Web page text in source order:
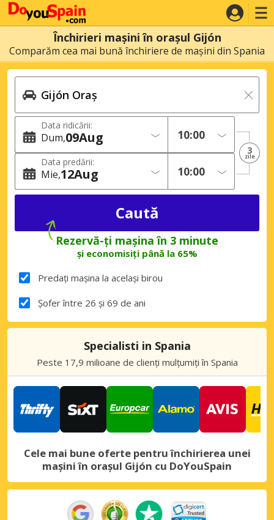
Închirieri mașini în orașul Gijón
Comparăm cea mai bună închiriere de mașini din Spania
Data ridicării:
Dum 09Aug
Data predării:
Mie 12Aug
3
zile
Rezervă-ți mașina în 3 minute
și economisiți până la 65%
Predați mașina la același birou
Șofer între 26 și 69 de ani
Specialisti in Spania
Peste 17,9 milioane de clienți mulțumiți în Spania
Cele mai bune oferte pentru închirierea unei
mașini în orașul Gijón cu DoYouSpain